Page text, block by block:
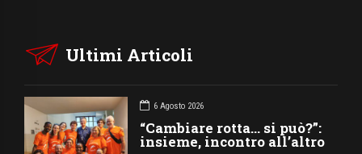
Ultimi Articoli
6 Agosto 2026
“Cambiare rotta… si può?”:
insieme, incontro all’altro